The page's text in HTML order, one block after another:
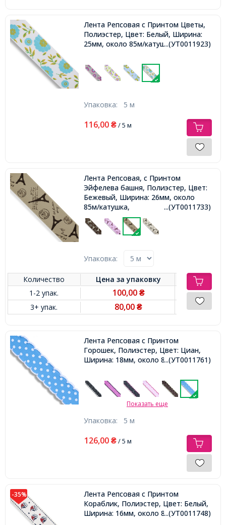
Лента Репсовая с Принтом Цветы,
Полиэстер, Цвет: Белый, Ширина:
25мм, около 85м/катушка,...(УТ0011923)
Упаковка: 5 м
116,00 ₴/ 5 м
Лента Репсовая, с Принтом
Эйфелева башня, Полиэстер, Цвет:
Бежевый, Ширина: 26мм, около
85м/катушка,
...(УТ0011733)
Упаковка:
Количество Цена заупаковку
1-2 упак.
100,00 ₴
3+ упак. 80,00₴
Лента Репсовая с Принтом
Горошек, Полиэстер, Цвет: Циан,
Ширина: 18мм, около 85м/катушка,
...(УТ0011761)
Показать еще
Упаковка: 5 м
126,00 ₴/ 5 м
-35%
Лента Репсовая с Принтом
Кораблик, Полиэстер, Цвет: Белый,
Ширина: 16мм, около 85м/катушка,
...(УТ0011748)